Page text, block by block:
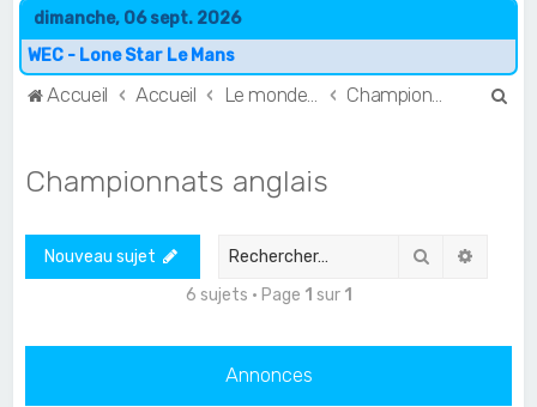
dimanche, 06 sept. 2026
WEC - Lone Star Le Mans
Accueil Accueil
Championnats anglais
Nouveau sujet Rechercher
6 sujets • Page 1 sur 1
Annonces